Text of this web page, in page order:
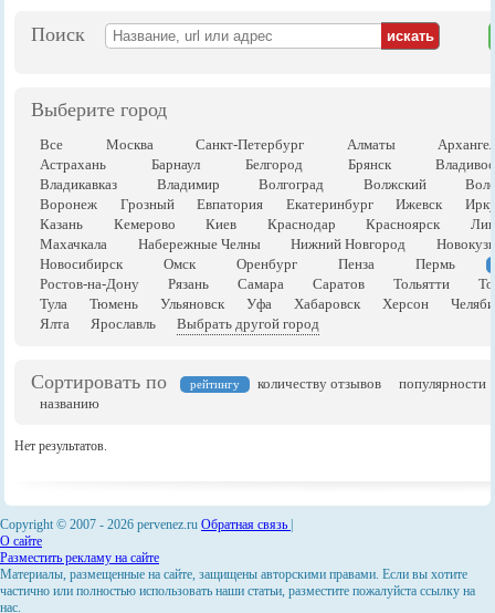
Поиск
Выберите город
Все Москва Санкт-Петербург Алматы
Астрахань
Барнаул Белгород Брянск
Владикавказ
Владимир Волгоград Волжский
Воронеж
Грозный Евпатория Екатеринбург Ижевск
Казань
Кемерово Киев Краснодар Красноярск
Махачкала
Набережные Челны Нижний Новгород
Новосибирск
Омск Оренбург Пенза
Пермь
Ростов-на-Дону
Рязань Самара Саратов Тольятти
Тула
Тюмень Ульяновск Уфа Хабаровск Херсон
Ялта
Ярославль Выбрать другой город
Сортировать по рейтингу количеству отзывов
популярности
названию
Нет результатов.
Copyright © 2007 - 2026 pervenez.ru Обратная связь
О сайте
Разместить рекламу на сайте
Материалы, размещенные на сайте, защищены авторскими правами. Если вы хотите
частично или полностью использовать наши статьи, разместите пожалуйста ссылку на
нас.